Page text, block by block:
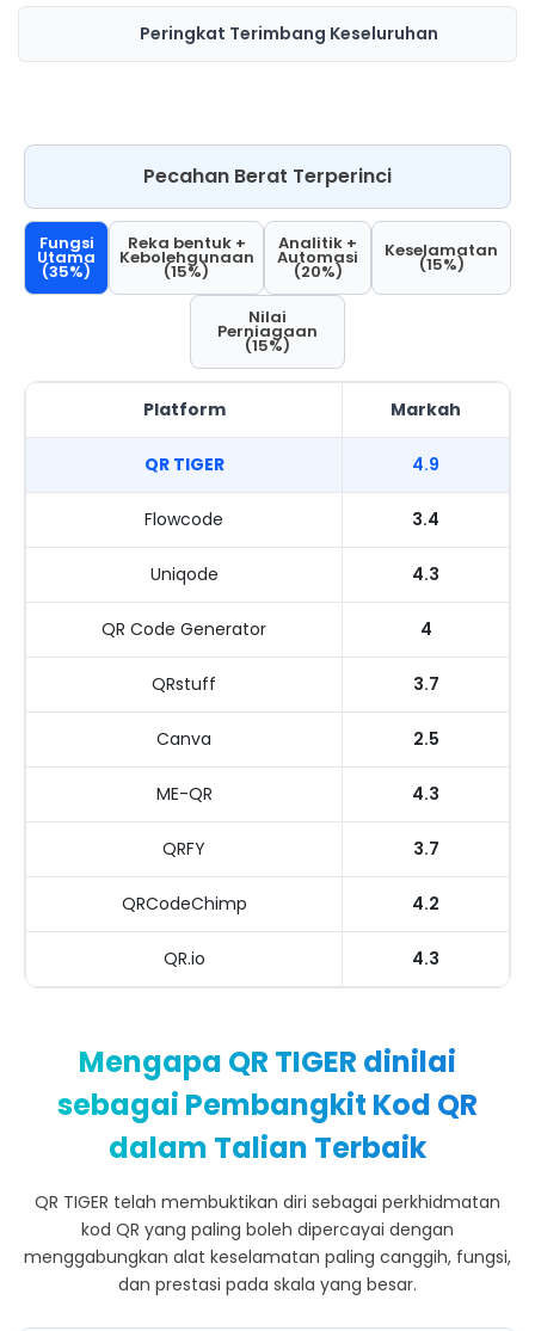
Peringkat Terimbang Keseluruhan
Pecahan Berat Terperinci
Fungsi
Utama
(35%)
Reka bentuk +
Kebolehgunaan
(15%)
Analitik +
Automasi
(20%)
Keselamatan
(15%)
Nilai
Perniagaan
(15%)
Platform Markah
QR TIGER 4.9
Flowcode 3.4
Uniqode 4.3
QR Code Generator 4
QRstuff 3.7
Canva 2.5
ME-QR 4.3
QRFY 3.7
QRCodeChimp 4.2
QR.io 4.3
Mengapa QR TIGER dinilai
sebagai Pembangkit Kod QR
dalam Talian Terbaik
QR TIGER telah membuktikan diri sebagai perkhidmatan
kod QR yang paling boleh dipercayai dengan
menggabungkan alat keselamatan paling canggih, fungsi,
dan prestasi pada skala yang besar.